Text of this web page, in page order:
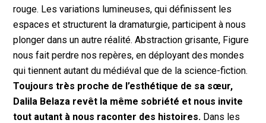
rouge. Les variations lumineuses, qui définissent les
espaces et structurent la dramaturgie, participent à nous
plonger dans un autre réalité. Abstraction grisante, Figure
nous fait perdre nos repères, en déployant des mondes
qui tiennent autant du médiéval que de la science-fiction.
Toujours très proche de l’esthétique de sa sœur,
Dalila Belaza revêt la même sobriété et nous invite
tout autant à nous raconter des histoires. Dans les